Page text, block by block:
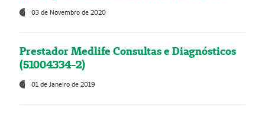
03 de Novembro de 2020
Prestador Medlife Consultas e Diagnósticos
(51004334-2)
01 de Janeiro de 2019